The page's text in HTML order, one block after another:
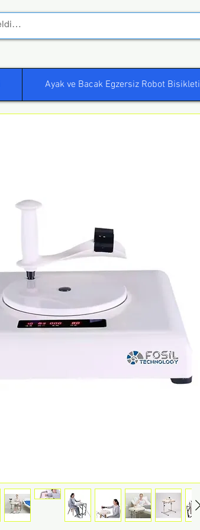
Ayak ve Bacak Egzersiz Robot Bisikleti